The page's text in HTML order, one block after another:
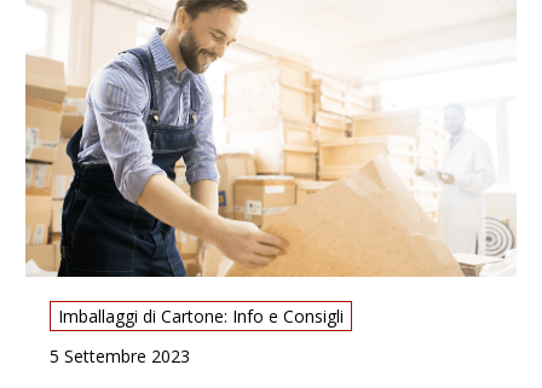
Imballaggi di Cartone: Info e Consigli
5 Settembre 2023